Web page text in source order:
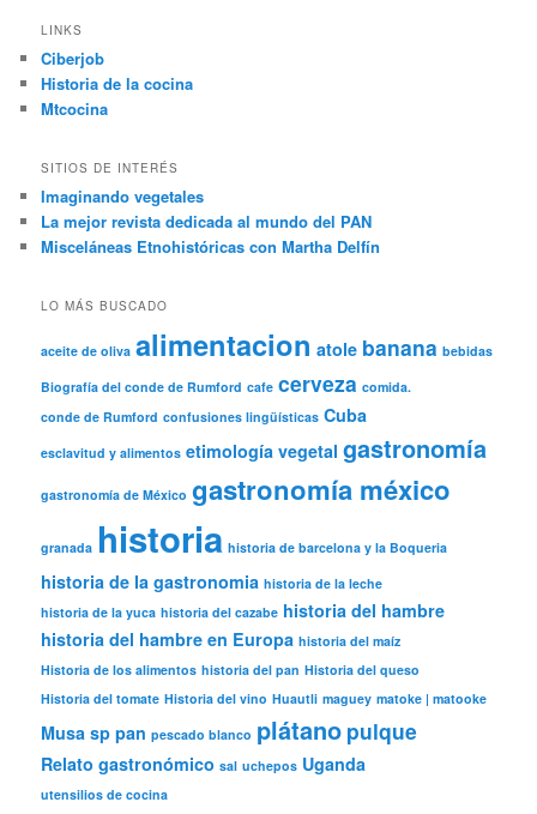
LINKS
Ciberjob
Historia de la cocina
Mtcocina
SITIOS DE INTERÉS
Imaginando vegetales
La mejor revista dedicada al mundo del PAN
Misceláneas Etnohistóricas con Martha Delfín
LO MÁS BUSCADO
aceite de oliva alimentacion atole banana bebidas
Biografía del conde de Rumford cafe cerveza comida.
conde de Rumford confusiones lingüísticas Cuba
esclavitud y alimentos etimología vegetal gastronomía
gastronomía de México gastronomía méxico
granada historia historia de barcelona y la Boqueria
historia de la gastronomia historia de la leche
historia de la yuca historia del cazabe historia del hambre
historia del hambre en Europa historia del maíz
Historia de los alimentos historia del pan Historia del queso
Historia del tomate Historia del vino Huautli maguey matoke | matooke
Musa sp pan pescado blanco plátano pulque
Relato gastronómico sal uchepos Uganda
utensilios de cocina